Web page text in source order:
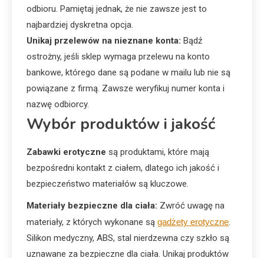
odbioru. Pamiętaj jednak, że nie zawsze jest to
najbardziej dyskretna opcja.
Unikaj przelewów na nieznane konta: Bądź
ostrożny, jeśli sklep wymaga przelewu na konto
bankowe, którego dane są podane w mailu lub nie są
powiązane z firmą. Zawsze weryfikuj numer konta i
nazwę odbiorcy.
Wybór produktów i jakość
Zabawki erotyczne są produktami, które mają
bezpośredni kontakt z ciałem, dlatego ich jakość i
bezpieczeństwo materiałów są kluczowe.
Materiały bezpieczne dla ciała: Zwróć uwagę na
materiały, z których wykonane są gadżety erotyczne.
Silikon medyczny, ABS, stal nierdzewna czy szkło są
uznawane za bezpieczne dla ciała. Unikaj produktów